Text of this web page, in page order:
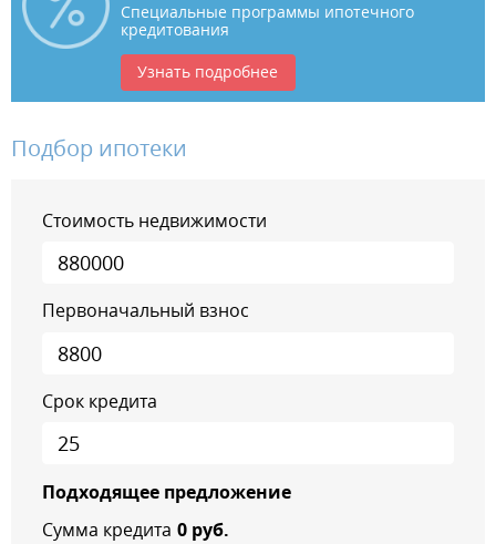
Специальные программы ипотечного
кредитования
Узнать подробнее
Подбор ипотеки
Стоимость недвижимости
Первоначальный взнос
Срок кредита
Подходящее предложение
Сумма кредита 0руб.